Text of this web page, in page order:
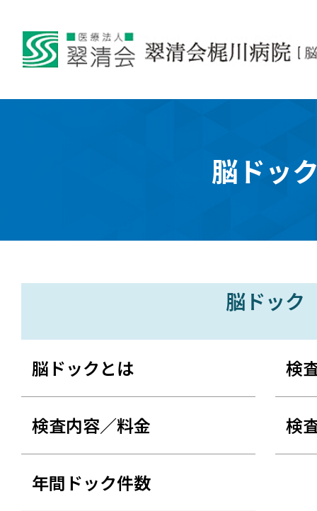
脳ドッ
脳ドック
脳ドックとは 検
検査内容／料金 検
年間ドック件数